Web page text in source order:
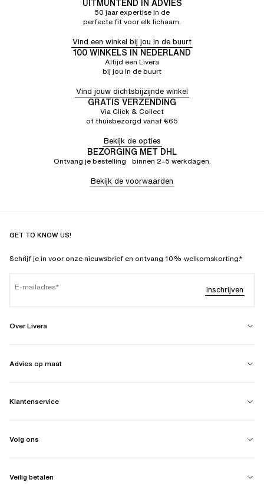
UITMUNTEND IN ADVIES
50 jaar expertise in de
perfecte fit voor elk lichaam.
Vind een winkel bij jou in de buurt
100 WINKELS IN NEDERLAND
Altijd een Livera
bij jou in de buurt
Vind jouw dichtsbijzijnde winkel
GRATIS VERZENDING
Via Click & Collect
of thuisbezorgd vanaf €65
Bekijk de opties
BEZORGING MET DHL
Ontvang je bestelling binnen 2–5 werkdagen.
Bekijk de voorwaarden
GET TO KNOW US!
Schrijf je in voor onze nieuwsbrief en ontvang 10% welkomskorting.*
E-mailadres Inschrijven
Over Livera
Advies op maat
Klantenservice
Volg ons
Veilig betalen